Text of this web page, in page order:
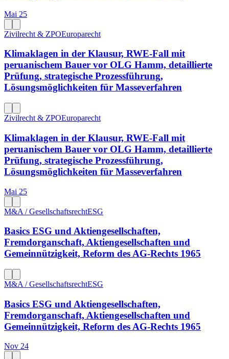
Mai 25
Zivilrecht & ZPOEuroparecht
Klimaklagen in der Klausur, RWE-Fall mit
peruanischem Bauer vor OLG Hamm, detaillierte
Prüfung, strategische Prozessführung,
Lösungsmöglichkeiten für Masseverfahren
Zivilrecht & ZPOEuroparecht
Klimaklagen in der Klausur, RWE-Fall mit
peruanischem Bauer vor OLG Hamm, detaillierte
Prüfung, strategische Prozessführung,
Lösungsmöglichkeiten für Masseverfahren
Mai 25
M&A / GesellschaftsrechtESG
Basics ESG und Aktiengesellschaften,
Fremdorganschaft, Aktiengesellschaften und
Gemeinnützigkeit, Reform des AG-Rechts 1965
M&A / GesellschaftsrechtESG
Basics ESG und Aktiengesellschaften,
Fremdorganschaft, Aktiengesellschaften und
Gemeinnützigkeit, Reform des AG-Rechts 1965
Nov 24